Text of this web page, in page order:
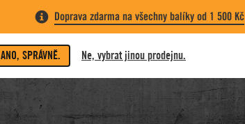
Doprava zdarma na všechny balíky od 1 500 Kč
ANO, SPRÁVNĚ. Ne, vybrat jinou prodejnu.